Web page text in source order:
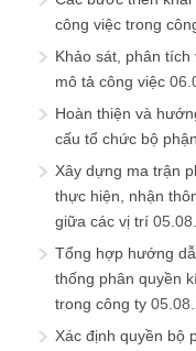
công việc trong
Khảo sát, phân
mô tả công việc
Hoàn thiện và
cấu tổ chức bộ
Xây dựng ma trận
thực hiện, nhận
giữa các vị trí
Tổng hợp hướng
thống phân quyền
trong công ty
Xác định quyền bộ